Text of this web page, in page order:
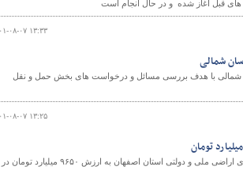
۱۴۰۱-۰۸-۰۷
شمالی
با هدف بررسی مسائل و درخواست های بخش حمل و نقل
۱۴۰۱-۰۸-۰۷
فرمانده یگان حفاظت اراضی استان اصفهان از رفع تصرف فوری اراضی ملی و دولتی استان اصفهان به ارزش ۹۶۵۰ میلیارد تومان در